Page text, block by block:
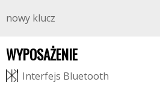
nowy klucz
WYPOSAŻENIE
Interfejs Bluetooth